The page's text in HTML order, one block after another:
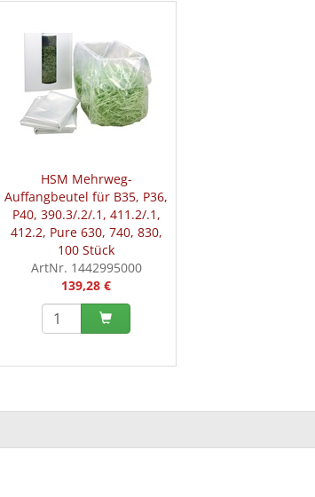
HSM Mehrweg-
Auffangbeutel für B35, P36,
P40, 390.3/.2/.1, 411.2/.1,
412.2, Pure 630, 740, 830,
100 Stück
ArtNr. 1442995000
139,28 €